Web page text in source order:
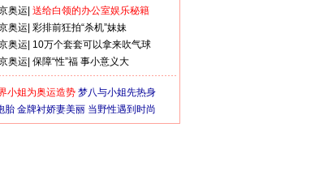
奥运 送给白领的办公室娱乐秘籍
奥运 彩排前狂拍“杀机”妹妹
奥运 10万个套套可以拿来吹气球
奥运 保障“性”福 事小意义大
小姐为奥运造势 梦八与小姐先热身
胎 金牌衬娇妻美丽 当野性遇到时尚